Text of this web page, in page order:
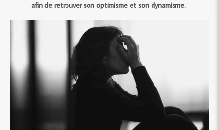
afin de retrouver son optimisme et son dynamisme.